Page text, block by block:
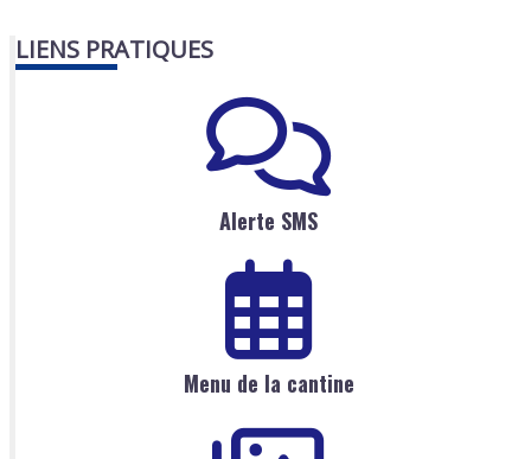
LIENS PRATIQUES
Alerte SMS
Menu de la cantine